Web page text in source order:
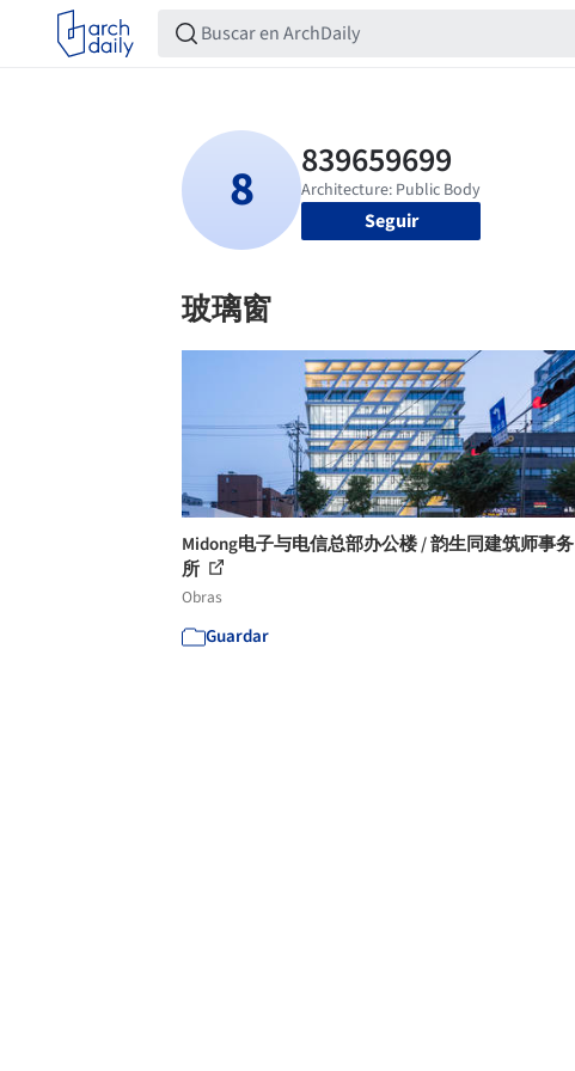
Seguir
玻璃窗
Midong电子与电信总部办公楼 / 韵生同建筑师事务
所
Obras
Guardar